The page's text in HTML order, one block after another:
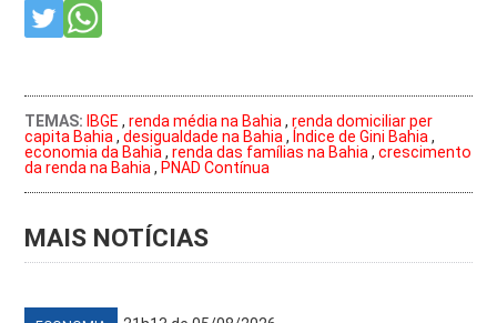
TEMAS: IBGE ,renda média na Bahia,renda domiciliar per
capita Bahia,desigualdade na Bahia, Índice de Gini Bahia,
economia da Bahia,renda das famílias na Bahia,crescimento
da renda na Bahia, PNAD Contínua
MAIS NOTÍCIAS